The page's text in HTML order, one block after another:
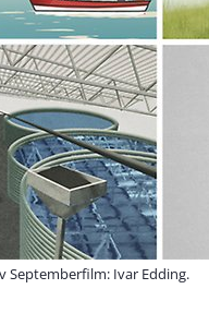
Septemberfilm: Ivar Edding.